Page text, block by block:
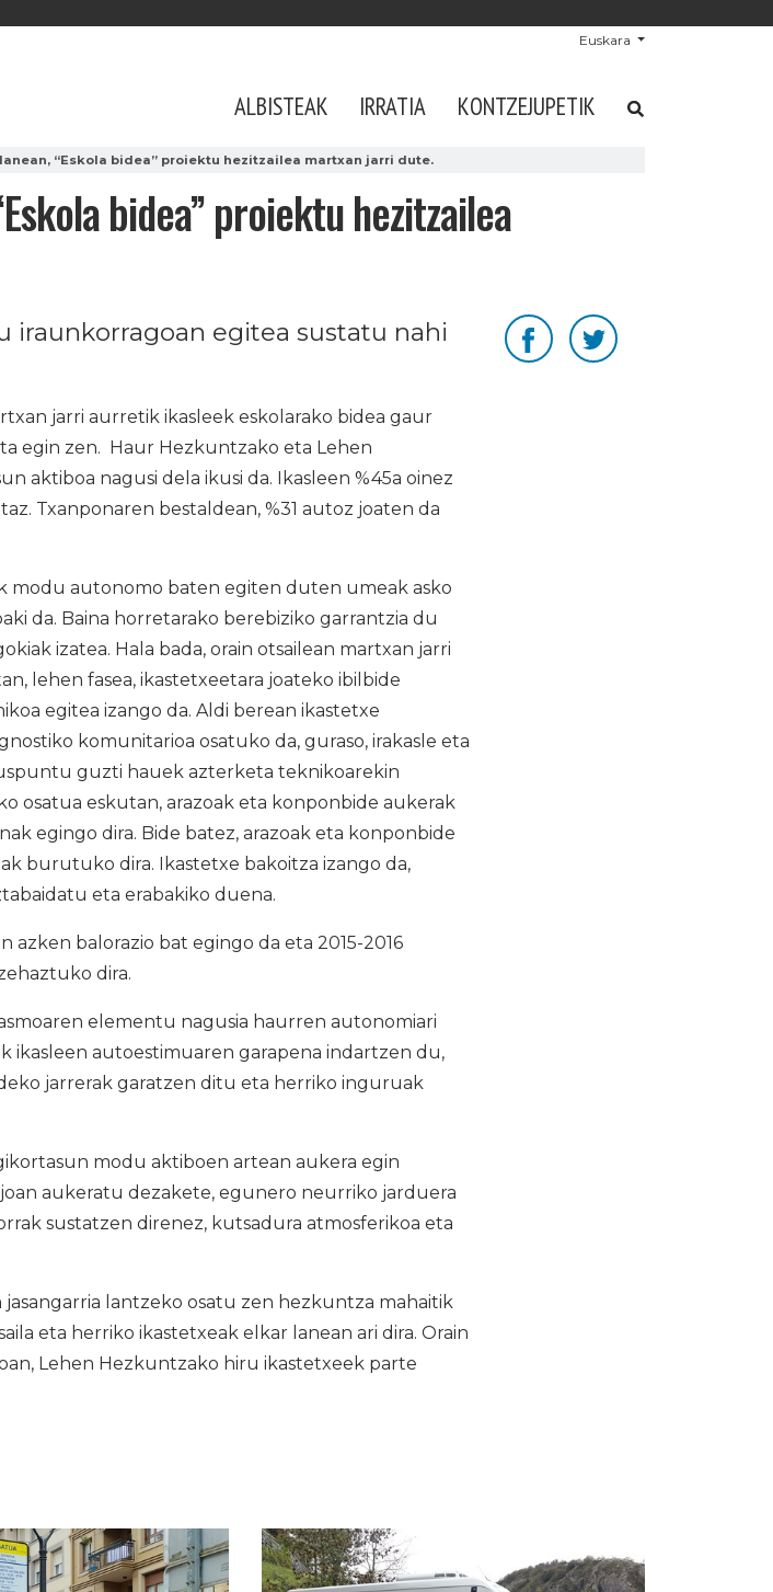
Euskara
ALBISTEAK IRRATIA KONTZEJUPETIK
“Eskola bidea” proiektu hezitzailea martxan jarri dute.
bidea” proiektu hezitzailea
iraunkorragoan egitea sustatu nahi
jarri aurretik ikasleek eskolarako bidea gaur
egin zen. Haur Hezkuntzako eta Lehen
aktiboa nagusi dela ikusi da. Ikasleen %45a oinez
Txanponaren bestaldean, %31 autoz joaten da
modu autonomo baten egiten duten umeak asko
da. Baina horretarako berebiziko garrantzia du
izatea. Hala bada, orain otsailean martxan jarri
lehen fasea, ikastetxeetara joateko ibilbide
egitea izango da. Aldi berean ikastetxe
komunitarioa osatuko da, guraso, irakasle eta
guzti hauek azterketa teknikoarekin
osatua eskutan, arazoak eta konponbide aukerak
egingo dira. Bide batez, arazoak eta konponbide
burutuko dira. Ikastetxe bakoitza izango da,
eta erabakiko duena.
balorazio bat egingo da eta 2015-2016
dira.
elementu nagusia haurren autonomiari
ikasleen autoestimuaren garapena indartzen du,
jarrerak garatzen ditu eta herriko inguruak
modu aktiboen artean aukera egin
aukeratu dezakete, egunero neurriko jarduera
sustatzen direnez, kutsadura atmosferikoa eta
lantzeko osatu zen hezkuntza mahaitik
eta herriko ikastetxeak elkar lanean ari dira. Orain
Lehen Hezkuntzako hiru ikastetxeek parte